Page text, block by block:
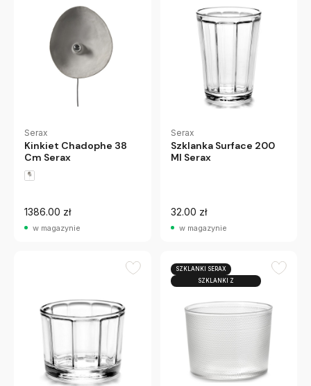
Serax
Kinkiet Chadophe 38
Cm Serax
1386.00 zł
w magazynie
Serax
Szklanka Surface 200
Ml Serax
32.00 zł
w magazynie
SZKLANKI SERAX
SZKLANKI Z